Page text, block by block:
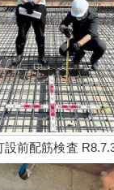
設前配筋検査